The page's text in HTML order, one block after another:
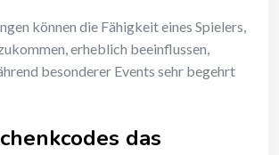
können die Fähigkeit eines Spielers,
erheblich beeinflussen,
besonderer Events sehr begehrt
das